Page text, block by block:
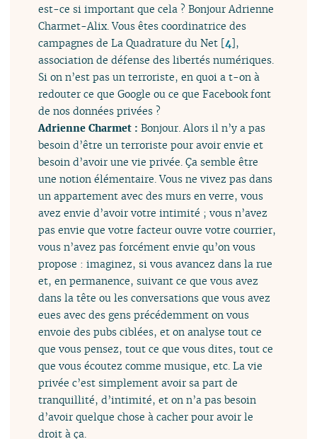
est-ce si important que cela ? Bonjour Adrienne
Charmet-Alix. Vous êtes coordinatrice des
campagnes de La Quadrature du Net [4],
association de défense des libertés numériques.
Si on n’est pas un terroriste, en quoi a t-on à
redouter ce que Google ou ce que Facebook font
de nos données privées ?
Adrienne Charmet :Bonjour. Alors il n’y a pas
besoin d’être un terroriste pour avoir envie et
besoin d’avoir une vie privée. Ça semble être
une notion élémentaire. Vous ne vivez pas dans
un appartement avec des murs en verre, vous
avez envie d’avoir votre intimité ; vous n’avez
pas envie que votre facteur ouvre votre courrier,
vous n’avez pas forcément envie qu’on vous
propose : imaginez, si vous avancez dans la rue
et, en permanence, suivant ce que vous avez
dans la tête ou les conversations que vous avez
eues avec des gens précédemment on vous
envoie des pubs ciblées, et on analyse tout ce
que vous pensez, tout ce que vous dites, tout ce
que vous écoutez comme musique, etc. La vie
privée c’est simplement avoir sa part de
tranquillité, d’intimité, et on n’a pas besoin
d’avoir quelque chose à cacher pour avoir le
droit à ça.